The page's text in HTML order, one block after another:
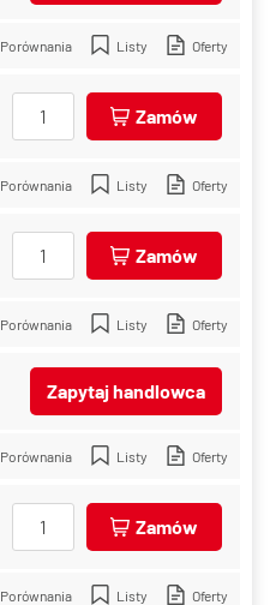
Porównania Listy Oferty
Zamów
Porównania Listy Oferty
Zamów
Porównania Listy Oferty
Zapytaj handlowca
Porównania Listy Oferty
Zamów
Porównania Listy Oferty